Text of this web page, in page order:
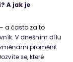
A jak je
a často za to
V dnešním dílu
proměnit
se, které